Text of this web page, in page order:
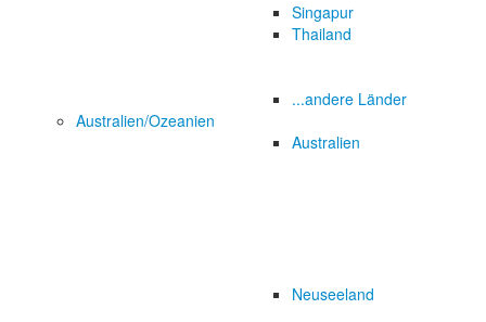
Singapur
Thailand
...andere Länder
Australien/Ozeanien
Australien
Neuseeland